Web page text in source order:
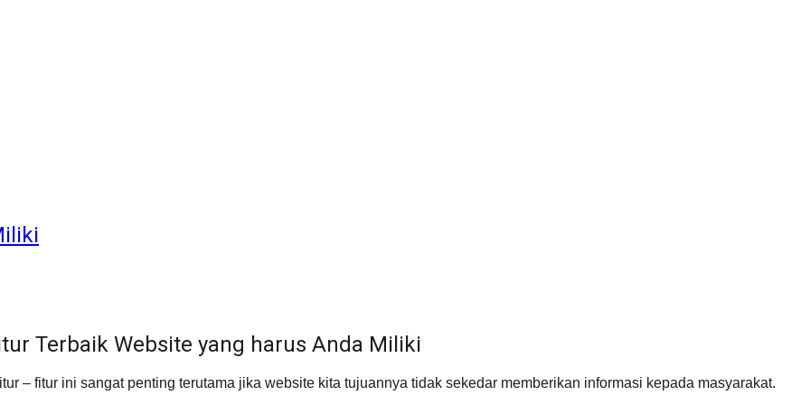
Terbaik Website yang harus Anda Miliki
– fitur ini sangat penting terutama jika website kita tujuannya tidak sekedar memberikan informasi kepada masyarakat.